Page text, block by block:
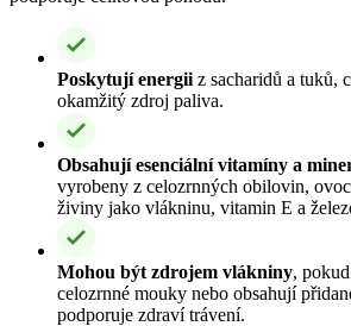
Poskytují energii z sacharidů a tuků,
okamžitý zdroj paliva.
Obsahují esenciální vitamíny a
vyrobeny z celozrnných obilovin,
živiny jako vlákninu, vitamin E a
Mohou být zdrojem vlákniny,
celozrnné mouky nebo obsahují
podporuje zdraví trávení.